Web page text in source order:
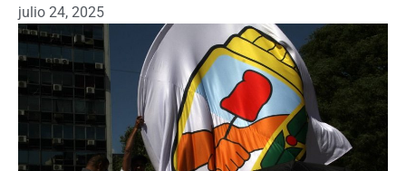
julio 24, 2025